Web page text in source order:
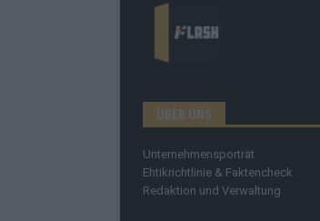
ÜBER UNS
Unternehmensporträt
Ehtikrichtlinie & Faktencheck
Redaktion und Verwaltung